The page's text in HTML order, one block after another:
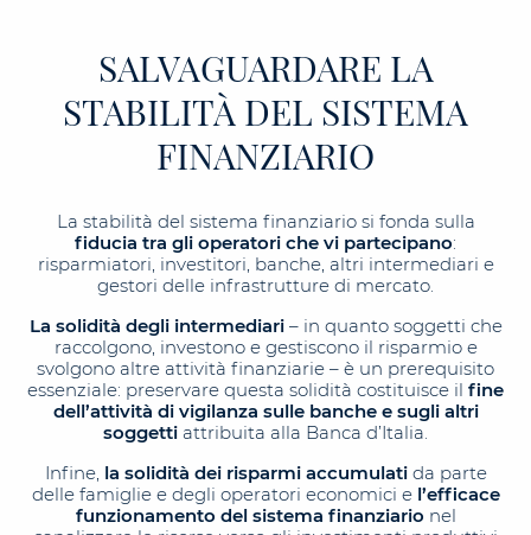
SALVAGUARDARE LA
STABILITÀ DEL SISTEMA
FINANZIARIO
La stabilità del sistema finanziario si fonda sulla
fiducia tra gli operatori che vi partecipano:
risparmiatori, investitori, banche, altri intermediari e
gestori delle infrastrutture di mercato.
La solidità degli intermediari– in quanto soggetti che
raccolgono, investono e gestiscono il risparmio e
svolgono altre attività finanziarie – è un prerequisito
essenziale: preservare questa solidità costituisce il fine
dell’attività di vigilanza sulle banche e sugli altri
soggetti attribuita alla Banca d’Italia.
Infine, la solidità dei risparmi accumulatida parte
delle famiglie e degli operatori economici e l’efficace
funzionamento del sistema finanziario nel